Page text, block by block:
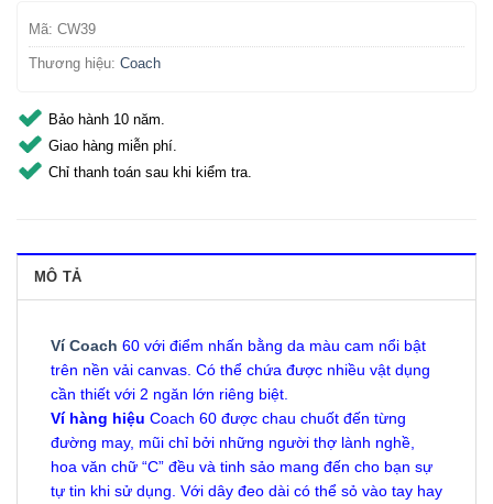
Mã: CW39
Thương hiệu: Coach
Bảo hành 10 năm.
Giao hàng miễn phí.
Chỉ thanh toán sau khi kiểm tra.
MÔ TẢ
Ví Coach 60 với điểm nhấn bằng da màu cam nổi bật
trên nền vải canvas. Có thể chứa được nhiều vật dụng
cần thiết với 2 ngăn lớn riêng biệt.
Ví hàng hiệu Coach 60 được chau chuốt đến từng
đường may, mũi chỉ bởi những người thợ lành nghề,
hoa văn chữ “C” đều và tinh sảo mang đến cho bạn sự
tự tin khi sử dụng. Với dây đeo dài có thể sỏ vào tay hay